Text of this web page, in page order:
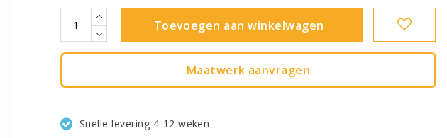
Toevoegen aan winkelwagen
Maatwerk aanvragen
Snelle levering 4-12 weken